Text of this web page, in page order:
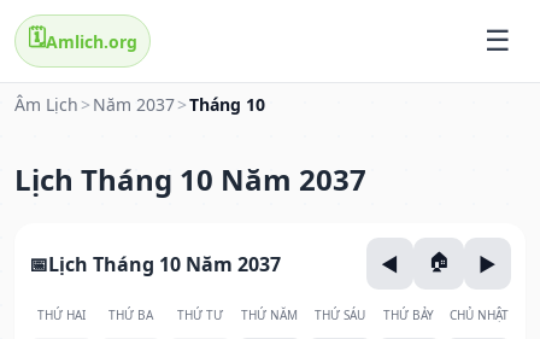
🗓️Amlich.org
Âm Lịch > Năm 2037>Tháng 10
Lịch Tháng 10 Năm 2037
Lịch Tháng 10 Năm 2037
THỨ HAI THỨ BA THỨ TƯ THỨ NĂM THỨ SÁU THỨ BẢY CHỦ NHẬT